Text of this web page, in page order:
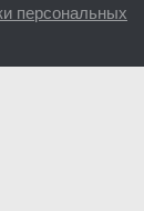
персональных